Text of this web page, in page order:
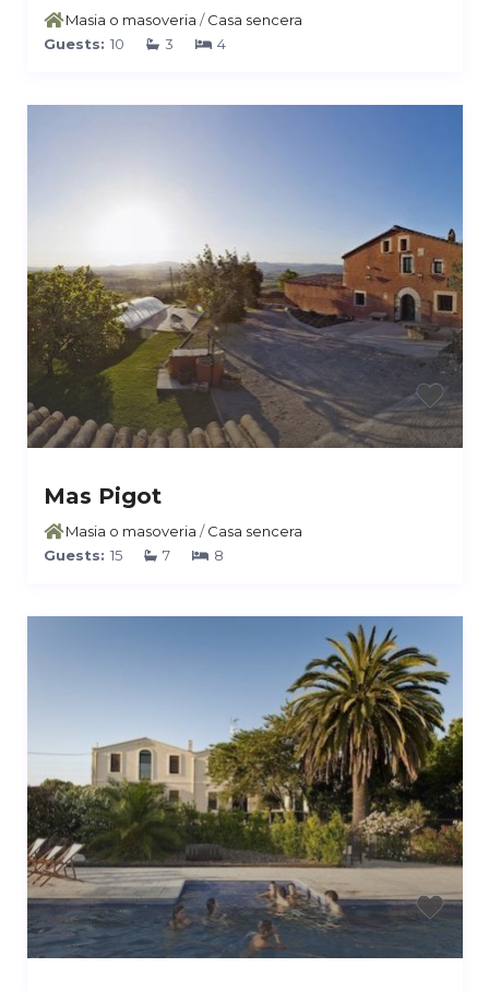
Masia o masoveria /Casa sencera
Guests: 10 3 4
Mas Pigot
Masia o masoveria /Casa sencera
Guests: 15 7 8